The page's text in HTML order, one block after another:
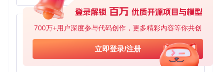
700万+用户深度参与代码创作，更多精彩内容等你共创
立即登录/注册
i
网络配置：保持默认桥接模式即可满足大多数使用场景
2.3 部署完成验证
部署成功后，终端会显示类似以下信息：
py-xiaozhi
基于Python的Xiaozhi AI，适用于想要完整Xiaozhi体验而无需拥有专用硬件的用户。
Python
0 1